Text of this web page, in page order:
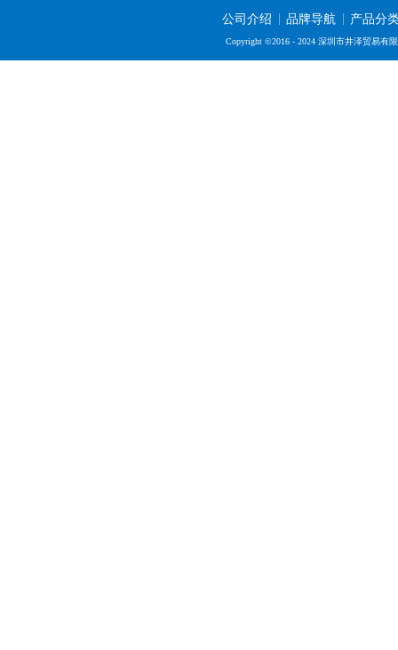
公司介绍 品牌导航 产品分
Copyright ©2016 - 2024 深圳市井泽贸易有